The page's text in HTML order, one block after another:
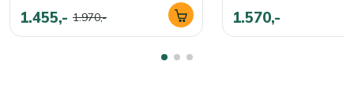
1.455,- 1.970,- 1.570,-